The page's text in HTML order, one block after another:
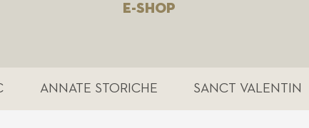
E-SHOP
ANNATE STORICHE SANCT VALENTIN